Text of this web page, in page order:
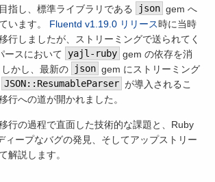
指し、標準ライブラリである
json gem へ
います。 Fluentd v1.19.0 リリース時に当時
行しましたが、ストリーミングで送られてく
ースにおいて yajl-ruby gem の依存を消
かし、最新の
json gem にストリーミング
JSON::ResumableParser が導入されるこ
行への道が開かれました。
行の過程で直面した技術的な課題と、Ruby
ィープなバグの発見、そしてアップストリー
解説します。